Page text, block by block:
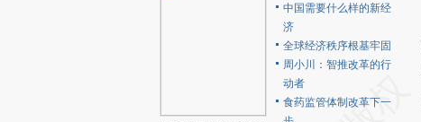
中国需要什么样的新经
济
全球经济秩序根基牢固
周小川：智推改革的行
动者
食药监管体制改革下一